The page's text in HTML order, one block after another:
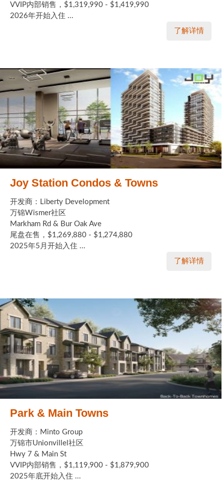
VVIP内部销售，$1,319,990 - $1,419,990
2026年开始入住 ...
了解详情
Joy Station Condos & Towns
开发商：Liberty Development
万锦Wismer社区
Markham Rd & Bur Oak Ave
尾盘在售，$1,269,880 - $1,274,880
2025年5月开始入住 ...
了解详情
Park & Main Towns
开发商：Minto Group
万锦市Unionvillel社区
Hwy 7 & Main St
VVIP内部销售，$1,119,900 - $1,879,900
2025年底开始入住 ...